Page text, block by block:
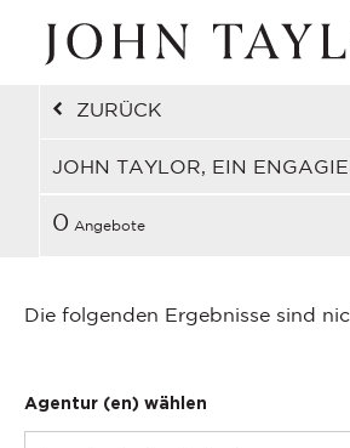
ZURÜCK
JOHN TAYLOR, EIN
0 Angebote
Die folgenden Ergebnisse sind
Agentur (en) wählen